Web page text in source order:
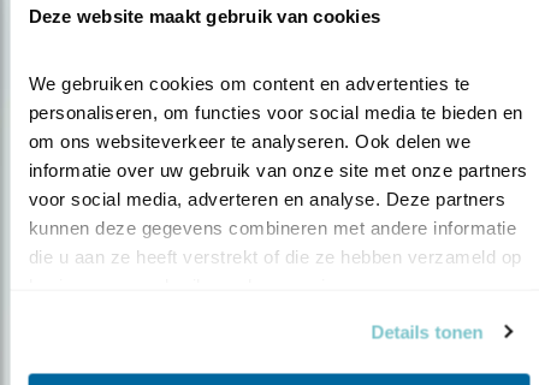
Deze website maakt gebruik van cookies
We gebruiken cookies om content en advertenties te
personaliseren, om functies voor social media te bieden en
om ons websiteverkeer te analyseren. Ook delen we
informatie over uw gebruik van onze site met onze partners
voor social media, adverteren en analyse. Deze partners
kunnen deze gegevens combineren met andere informatie
die u aan ze heeft verstrekt of die ze hebben verzameld op
Details tonen
Meld je aan en ontvang nieuws, inspiratie, acties en tips
over vogels en activiteiten van Vogelbescherming.
AANMELDEN VOGELNIEUWS
Volg ons via social media